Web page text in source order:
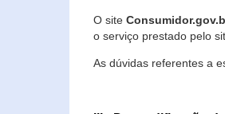
O site
o serviço prestado pelo
As dúvidas referentes a